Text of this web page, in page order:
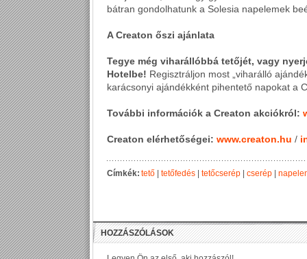
bátran gondolhatunk a Solesia napelemek
A Creaton őszi ajánlata
Tegye még viharállóbbá tetőjét, vagy
Hotelbe! Regisztráljon most „viharálló
karácsonyi ajándékként pihentető napokat a
További információk a Creaton akciókról:
Creaton elérhetőségei: www.creaton.hu /
Címkék:tető tetőfedés tetőcserép cserép